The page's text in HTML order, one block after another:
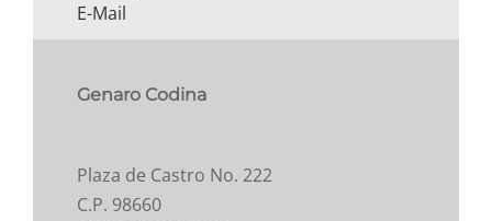
E-Mail
Genaro Codina
Plaza de Castro No. 222
C.P. 98660